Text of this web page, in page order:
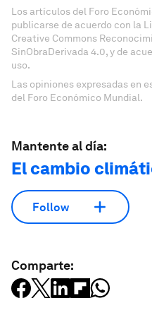
Los artículos del Foro
publicarse de acuerdo con la
Creative Commons
SinObraDerivada 4.0, y de
uso.
Las opiniones expresadas en
del Foro Económico Mundial.
Mantente al día:
El cambio
Follow
Comparte: